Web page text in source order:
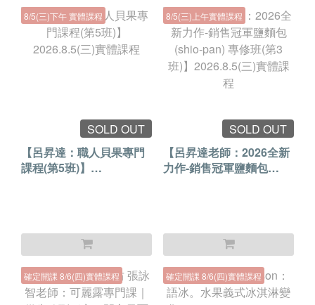
8/5(三)下午 實體課程
SOLD OUT
【呂昇達：職人貝果專門
課程(第5班)】
8/5(三)上午實體課程
SOLD OUT
【呂昇達老師：2026全新
力作-銷售冠軍鹽麵包
確定開課 8/6(四)實體課程 確定開課 8/6(四)實體課程